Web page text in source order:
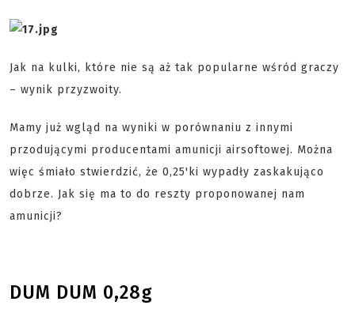
Jak na kulki, które nie są aż tak popularne wśród graczy
– wynik przyzwoity.
Mamy już wgląd na wyniki w porównaniu z innymi
przodującymi producentami amunicji airsoftowej. Można
więc śmiało stwierdzić, że 0,25'ki wypadły zaskakująco
dobrze. Jak się ma to do reszty proponowanej nam
amunicji?
DUM DUM 0,28g